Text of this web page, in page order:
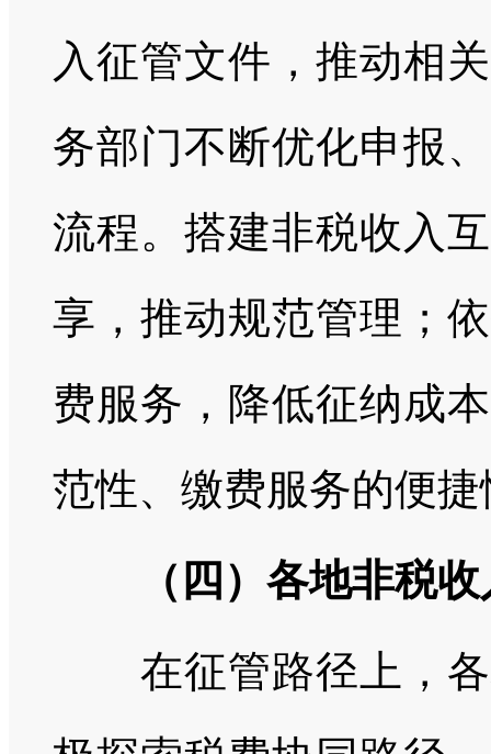
入征管文件，推动相
务部门不断优化申报
流程。搭建非税收入
享，推动规范管理；
费服务，降低征纳成
范性、缴费服务的便
（四）各地非税
在征管路径上，各